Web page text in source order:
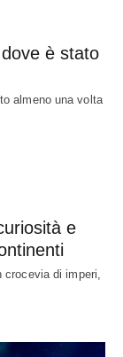
è stato
almeno una volta
e
di imperi,